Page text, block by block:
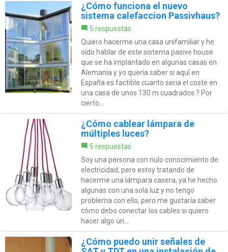
¿Cómo funciona el nuevo
sistema calefaccion Passivhaus?
5 respuestas
Quiero hacerme una casa unifamiliar y he
oído hablar de este sistema pasive house
que se ha implantado en algunas casas en
Alemania y yo quería saber si aquí en
España es factible cuanto seria el coste en
una casa de unos 130 m cuadrados.? Por
cierto...
¿Cómo cablear lámpara de
múltiples luces?
5 respuestas
Soy una persona con nulo conocimiento de
electricidad, pero estoy tratando de
hacerme una lámpara casera, ya he hecho
algunas con una sola luz y no tengo
problema con ello, pero me gustaría saber
cómo debo conectar los cables si quiero
hacer algo un...
¿Cómo puedo unir señales de